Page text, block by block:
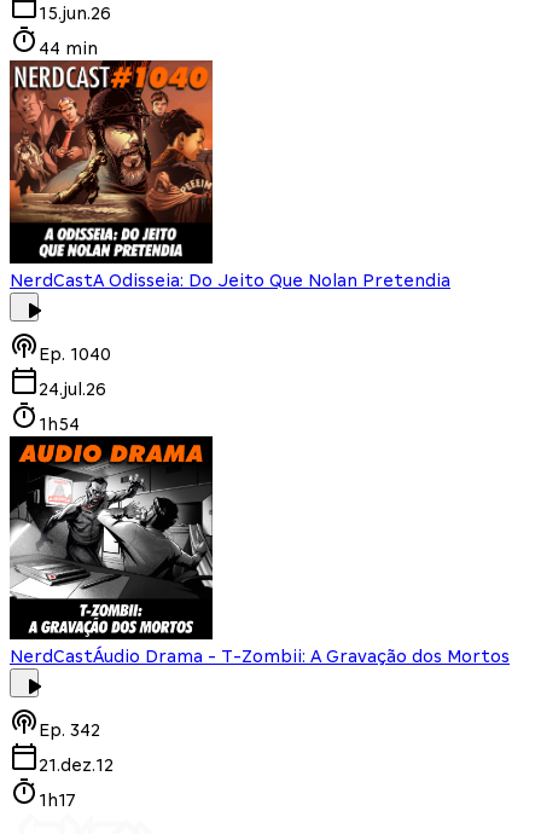
15.jun.26
44 min
NerdCastA Odisseia: Do Jeito Que Nolan Pretendia
Ep. 1040
24.jul.26
1h54
NerdCastÁudio Drama - T-Zombii: A Gravação dos Mortos
Ep. 342
21.dez.12
1h17